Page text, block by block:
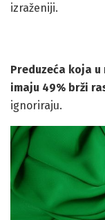
izraženiji.
Preduzeća koja
imaju 49% brži
ignoriraju.